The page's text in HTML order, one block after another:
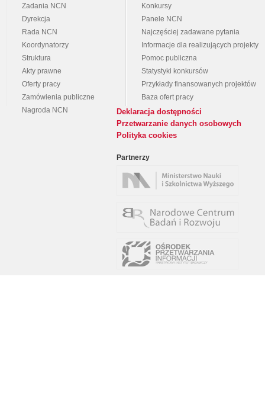
Zadania NCN
Dyrekcja
Rada NCN
Koordynatorzy
Struktura
Akty prawne
Oferty pracy
Zamówienia publiczne
Nagroda NCN
Konkursy
Panele NCN
Najczęściej zadawane pytania
Informacje dla realizujących projekty
Pomoc publiczna
Statystyki konkursów
Przykłady finansowanych projektów
Baza ofert pracy
Deklaracja dostępności
Przetwarzanie danych osobowych
Polityka cookies
Partnerzy